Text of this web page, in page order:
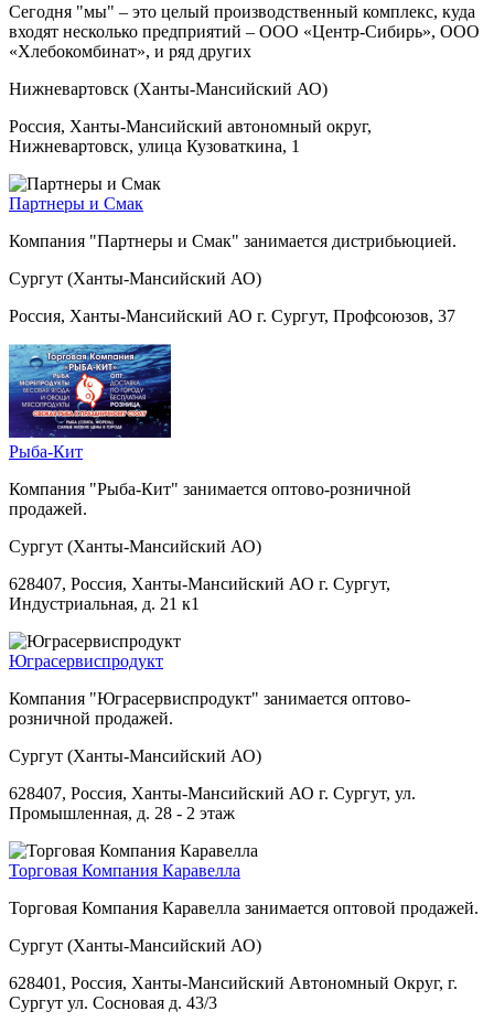
Сегодня "мы" – это целый производственный комплекс, куда
входят несколько предприятий – ООО «Центр-Сибирь», ООО
«Хлебокомбинат», и ряд других
Нижневартовск (Ханты-Мансийский АО)
Россия, Ханты-Мансийский автономный округ,
Нижневартовск, улица Кузоваткина, 1
Партнеры и Смак
Компания "Партнеры и Смак" занимается дистрибьюцией.
Сургут (Ханты-Мансийский АО)
Россия, Ханты-Мансийский АО г. Сургут, Профсоюзов, 37
Рыба-Кит
Компания "Рыба-Кит" занимается оптово-розничной
продажей.
Сургут (Ханты-Мансийский АО)
628407, Россия, Ханты-Мансийский АО г. Сургут,
Индустриальная, д. 21 к1
Юграсервиспродукт
Компания "Юграсервиспродукт" занимается оптово-
розничной продажей.
Сургут (Ханты-Мансийский АО)
628407, Россия, Ханты-Мансийский АО г. Сургут, ул.
Промышленная, д. 28 - 2 этаж
Торговая Компания Каравелла
Торговая Компания Каравелла занимается оптовой продажей.
Сургут (Ханты-Мансийский АО)
628401, Россия, Ханты-Мансийский Автономный Округ, г.
Сургут ул. Сосновая д. 43/3